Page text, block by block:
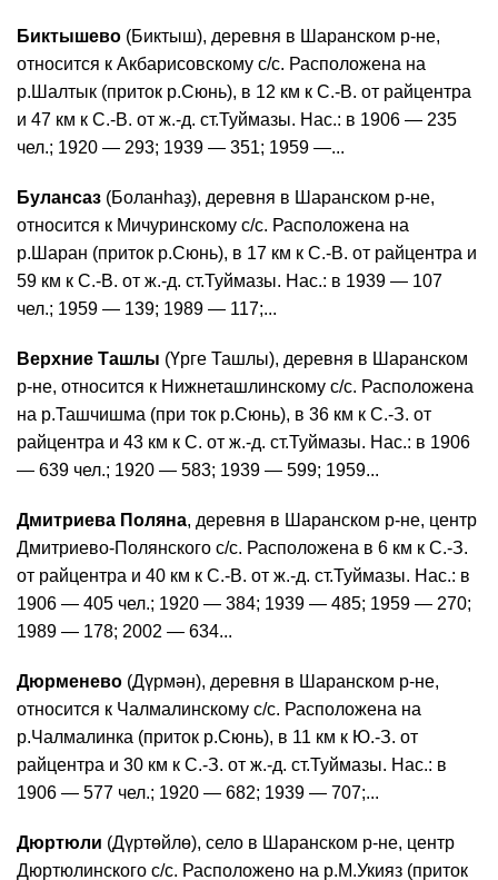
Биктышево (Биктыш), деревня в Шаранском р-не,
относится к Акбарисовскому с/с. Расположена на
р.Шалтык (приток р.Сюнь), в 12 км к С.-В. от райцентра
и 47 км к С.-В. от ж.-д. ст.Туймазы. Нас.: в 1906 — 235
чел.; 1920 — 293; 1939 — 351; 1959 —...
Булансаз (Боланһаҙ), деревня в Шаранском р-не,
относится к Мичуринскому с/с. Расположена на
р.Шаран (приток р.Сюнь), в 17 км к С.-В. от райцентра и
59 км к С.-В. от ж.-д. ст.Туймазы. Нас.: в 1939 — 107
чел.; 1959 — 139; 1989 — 117;...
Верхние Ташлы (Үрге Ташлы), деревня в Шаранском
р-не, относится к Нижнеташлинскому с/с. Расположена
на р.Ташчишма (при ток р.Сюнь), в 36 км к С.-З. от
райцентра и 43 км к С. от ж.-д. ст.Туймазы. Нас.: в 1906
— 639 чел.; 1920 — 583; 1939 — 599; 1959...
Дмитриева Поляна, деревня в Шаранском р-не, центр
Дмитриево-Полянского с/с. Расположена в 6 км к С.-З.
от райцентра и 40 км к С.-В. от ж.-д. ст.Туймазы. Нас.: в
1906 — 405 чел.; 1920 — 384; 1939 — 485; 1959 — 270;
1989 — 178; 2002 — 634...
Дюрменево (Дүрмән), деревня в Шаранском р-не,
относится к Чалмалинскому с/с. Расположена на
р.Чалмалинка (приток р.Сюнь), в 11 км к Ю.-З. от
райцентра и 30 км к С.-З. от ж.-д. ст.Туймазы. Нас.: в
1906 — 577 чел.; 1920 — 682; 1939 — 707;...
Дюртюли (Дүртөйлө), село в Шаранском р-не, центр
Дюртюлинского с/с. Расположено на р.М.Укияз (приток